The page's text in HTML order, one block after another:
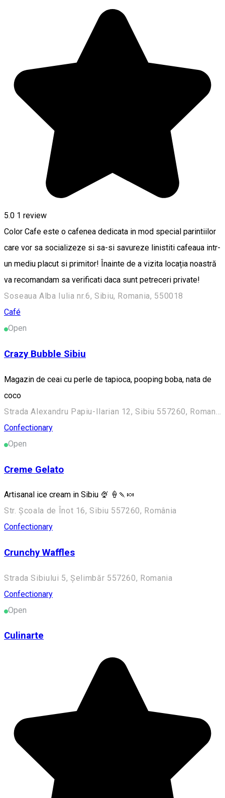
5.0 1 review
Color Cafe este o cafenea dedicata in mod special parintiilor
care vor sa socializeze si sa-si savureze linistiti cafeaua intr-
un mediu placut si primitor! Înainte de a vizita locația noastră
va recomandam sa verificati daca sunt petreceri private!
Soseaua Alba Iulia nr.6, Sibiu, Romania, 550018
Café
Open
Crazy Bubble Sibiu
Magazin de ceai cu perle de tapioca, pooping boba, nata de
coco
Strada Alexandru Papiu-Ilarian 12, Sibiu 557260, Romania
Confectionary
Open
Creme Gelato
Artisanal ice cream in Sibiu 🍨 🍦🍡🍬
Str. Școala de Înot 16, Sibiu 557260, România
Confectionary
Crunchy Waffles
Strada Sibiului 5, Șelimbăr 557260, Romania
Confectionary
Open
Culinarte